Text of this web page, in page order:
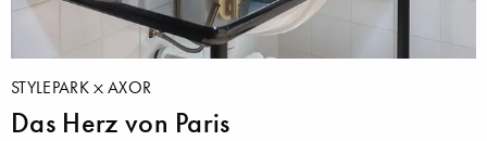
STYLEPARK AXOR
Das Herz von Paris